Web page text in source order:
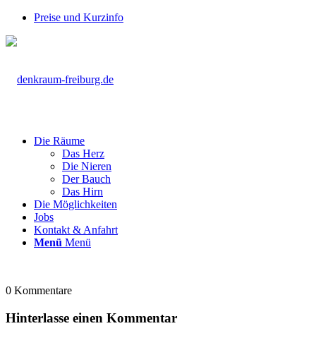
Preise und Kurzinfo
Die Räume
Das Herz
Die Nieren
Der Bauch
Das Hirn
Die Möglichkeiten
Jobs
Kontakt & Anfahrt
Menü Menü
0 Kommentare
Hinterlasse einen Kommentar